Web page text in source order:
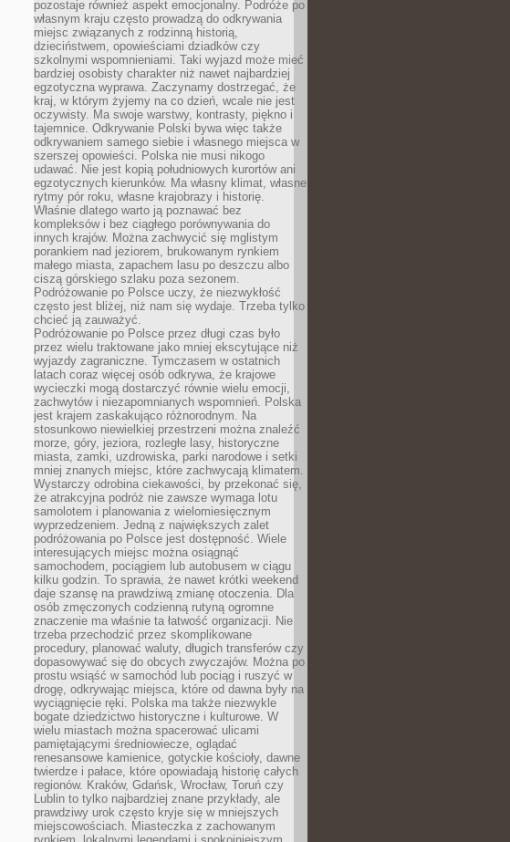
pozostaje również aspekt emocjonalny. Podróże po
własnym kraju często prowadzą do odkrywania
miejsc związanych z rodzinną historią,
dzieciństwem, opowieściami dziadków czy
szkolnymi wspomnieniami. Taki wyjazd może mieć
bardziej osobisty charakter niż nawet najbardziej
egzotyczna wyprawa. Zaczynamy dostrzegać, że
kraj, w którym żyjemy na co dzień, wcale nie jest
oczywisty. Ma swoje warstwy, kontrasty, piękno i
tajemnice. Odkrywanie Polski bywa więc także
odkrywaniem samego siebie i własnego miejsca w
szerszej opowieści. Polska nie musi nikogo
udawać. Nie jest kopią południowych kurortów ani
egzotycznych kierunków. Ma własny klimat, własne
rytmy pór roku, własne krajobrazy i historię.
Właśnie dlatego warto ją poznawać bez
kompleksów i bez ciągłego porównywania do
innych krajów. Można zachwycić się mglistym
porankiem nad jeziorem, brukowanym rynkiem
małego miasta, zapachem lasu po deszczu albo
ciszą górskiego szlaku poza sezonem.
Podróżowanie po Polsce uczy, że niezwykłość
często jest bliżej, niż nam się wydaje. Trzeba tylko
chcieć ją zauważyć.
Podróżowanie po Polsce przez długi czas było
przez wielu traktowane jako mniej ekscytujące niż
wyjazdy zagraniczne. Tymczasem w ostatnich
latach coraz więcej osób odkrywa, że krajowe
wycieczki mogą dostarczyć równie wielu emocji,
zachwytów i niezapomnianych wspomnień. Polska
jest krajem zaskakująco różnorodnym. Na
stosunkowo niewielkiej przestrzeni można znaleźć
morze, góry, jeziora, rozległe lasy, historyczne
miasta, zamki, uzdrowiska, parki narodowe i setki
mniej znanych miejsc, które zachwycają klimatem.
Wystarczy odrobina ciekawości, by przekonać się,
że atrakcyjna podróż nie zawsze wymaga lotu
samolotem i planowania z wielomiesięcznym
wyprzedzeniem. Jedną z największych zalet
podróżowania po Polsce jest dostępność. Wiele
interesujących miejsc można osiągnąć
samochodem, pociągiem lub autobusem w ciągu
kilku godzin. To sprawia, że nawet krótki weekend
daje szansę na prawdziwą zmianę otoczenia. Dla
osób zmęczonych codzienną rutyną ogromne
znaczenie ma właśnie ta łatwość organizacji. Nie
trzeba przechodzić przez skomplikowane
procedury, planować waluty, długich transferów czy
dopasowywać się do obcych zwyczajów. Można po
prostu wsiąść w samochód lub pociąg i ruszyć w
drogę, odkrywając miejsca, które od dawna były na
wyciągnięcie ręki. Polska ma także niezwykle
bogate dziedzictwo historyczne i kulturowe. W
wielu miastach można spacerować ulicami
pamiętającymi średniowiecze, oglądać
renesansowe kamienice, gotyckie kościoły, dawne
twierdze i pałace, które opowiadają historię całych
regionów. Kraków, Gdańsk, Wrocław, Toruń czy
Lublin to tylko najbardziej znane przykłady, ale
prawdziwy urok często kryje się w mniejszych
miejscowościach. Miasteczka z zachowanym